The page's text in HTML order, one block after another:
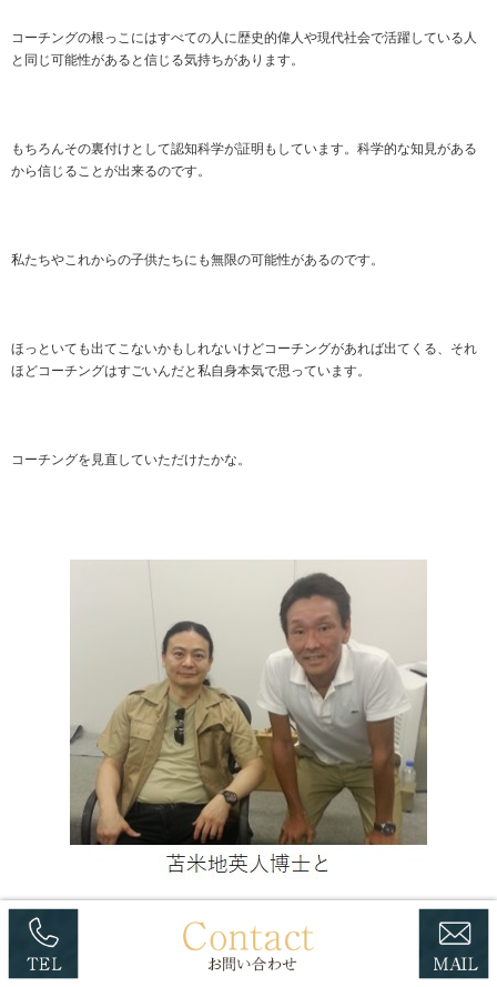
コーチングの根っこにはすべての人に歴史的偉人や現代社会で活躍している人
と同じ可能性があると信じる気持ちがあります。
もちろんその裏付けとして認知科学が証明もしています。科学的な知見がある
から信じることが出来るのです。
私たちやこれからの子供たちにも無限の可能性があるのです。
ほっといても出てこないかもしれないけどコーチングがあれば出てくる、それ
ほどコーチングはすごいんだと私自身本気で思っています。
コーチングを見直していただけたかな。